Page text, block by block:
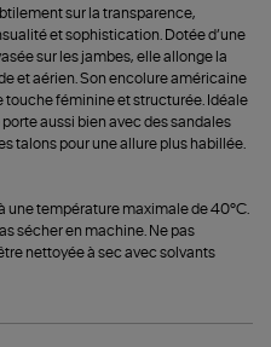
sur la transparence,
et sophistication. Dotée d’une
sur les jambes, elle allonge la
et aérien. Son encolure américaine
touche féminine et structurée. Idéale
aussi bien avec des sandales
talons pour une allure plus habillée.
une température maximale de 40°C.
sécher en machine. Ne pas
nettoyée à sec avec solvants